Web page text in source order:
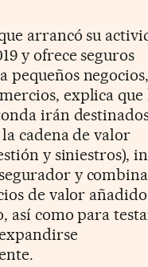
arrancó su
y ofrece seguros
pequeños negocios,
explica que
irán
cadena de valor
y siniestros),
y
de valor
así como para